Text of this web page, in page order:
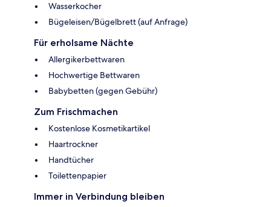
Wasserkocher
Bügeleisen/Bügelbrett (auf Anfrage)
Für erholsame Nächte
Allergikerbettwaren
Hochwertige Bettwaren
Babybetten (gegen Gebühr)
Zum Frischmachen
Kostenlose Kosmetikartikel
Haartrockner
Handtücher
Toilettenpapier
Immer in Verbindung bleiben